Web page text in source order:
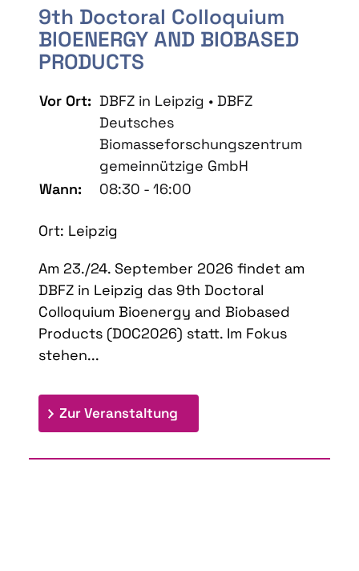
9th Doctoral Colloquium
BIOENERGY AND BIOBASED
PRODUCTS
Vor Ort: DBFZ in Leipzig • DBFZ
Deutsches
Biomasseforschungszentrum
gemeinnützige GmbH
Wann:
08:30 - 16:00
Ort: Leipzig
Am 23./24. September 2026 findet am
DBFZ in Leipzig das 9th Doctoral
Colloquium Bioenergy and Biobased
Products (DOC2026) statt. Im Fokus
stehen...
Zur Veranstaltung